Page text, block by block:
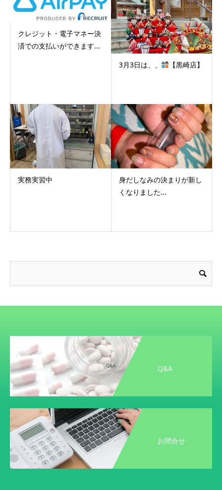
クレジット・電子マネー決
済での支払いができます...
3月3日は、、
【黒崎店】
実務実習中
身だしなみの決まりが新し
くなりました...
Q&A
お問合せ